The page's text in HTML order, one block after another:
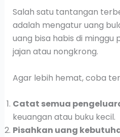
Salah satu tantangan
adalah mengatur uang
uang bisa habis di
jajan atau nongkrong.
Agar lebih hemat, coba
Catat semua
keuangan atau buku kecil.
Pisahkan uang